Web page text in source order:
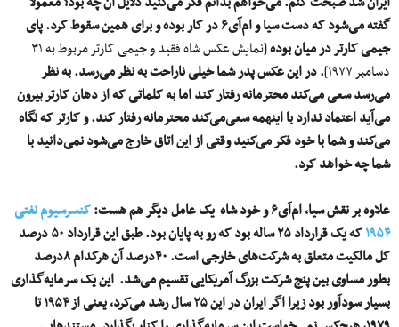
گفته می‌شود که دست سیا و ام‌آی‌۶ در کار بوده و برای همین سقوط کرد. پای
جیمی کارتر در میان بوده
[نمایش عکس شاه فقید و جیمی کارتر مربوط به ۳۱
دسامبر ۱۹۷۷]
. در این عکس پدر شما خیلی ناراحت به نظر می‌رسد. به نظر
می‌رسد سعی می‌کند محترمانه رفتار کند اما به کلماتی که از دهان کارتر بیرون
می‌آید اعتماد ندارد با اینهمه سعی‌می‌کند محترمانه رفتار کند. و کارتر که نگاه
می‌کند و شما با خود فکر می‌کنید وقتی از این اتاق خارج می‌شود نمی‌دانید با
شما چه خواهد کرد.
علاوه بر نقش سیا، ام‌آی۶ و خود شاه یک عامل دیگر هم هست:
کنسرسیوم نفتی
۱۹۵۴
که یک قرارداد ۲۵ ساله بود که رو به پایان بود. طبق این قرارداد ۵۰ درصد
کل مالکیت متعلق به شرکت‌های خارجی است. ۴۰درصد آن هرکدام ۸درصد
بطور مساوی بین پنج شرکت بزرگ آمریکایی تقسیم می‌شد. این یک سرمایه‌گذاری
بسیار سودآور بود زیرا اگر ایران در این ۲۵ سال رشد می‌کرد، یعنی از ۱۹۵۴ تا